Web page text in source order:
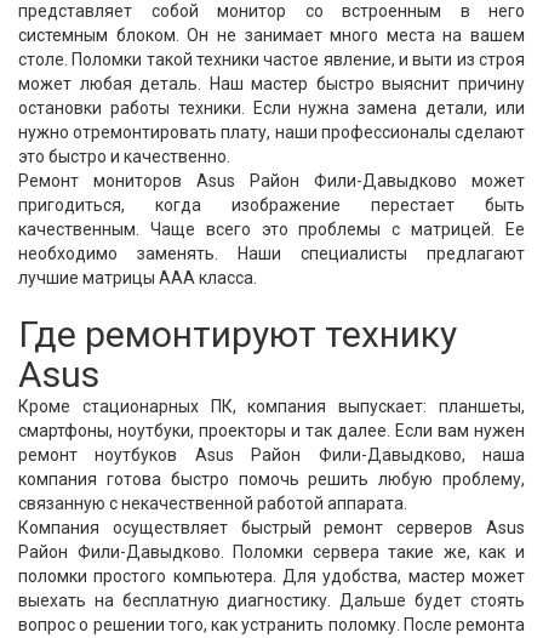
представляет собой монитор со встроенным в него
системным блоком. Он не занимает много места на вашем
столе. Поломки такой техники частое явление, и выти из строя
может любая деталь. Наш мастер быстро выяснит причину
остановки работы техники. Если нужна замена детали, или
нужно отремонтировать плату, наши профессионалы сделают
это быстро и качественно.
Ремонт мониторов Asus Район Фили-Давыдково может
пригодиться, когда изображение перестает быть
качественным. Чаще всего это проблемы с матрицей. Ее
необходимо заменять. Наши специалисты предлагают
лучшие матрицы ААА класса.
Где ремонтируют технику
Asus
Кроме стационарных ПК, компания выпускает: планшеты,
смартфоны, ноутбуки, проекторы и так далее. Если вам нужен
ремонт ноутбуков Asus Район Фили-Давыдково, наша
компания готова быстро помочь решить любую проблему,
связанную с некачественной работой аппарата.
Компания осуществляет быстрый ремонт серверов Asus
Район Фили-Давыдково. Поломки сервера такие же, как и
поломки простого компьютера. Для удобства, мастер может
выехать на бесплатную диагностику. Дальше будет стоять
вопрос о решении того, как устранить поломку. После ремонта